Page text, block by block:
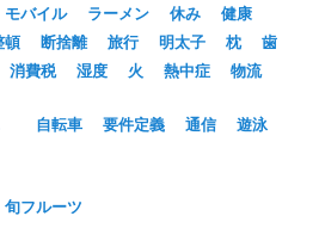
モバイル ラーメン 休み
健康
頓 断捨離 旅行 明太子 枕
歯
消費税 湿度 火 熱中症 物流
自転車 要件定義 通信
遊泳
旬フルーツ